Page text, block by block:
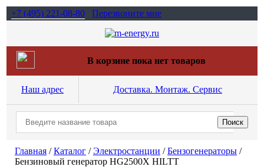
+7 (495) 221-08-80 Перезвоните мне
В корзине пока нет товаров
Наш адрес Доставка. Монтаж. Сервис
Главная /Каталог /Электростанции /Бензогенераторы /
Бензиновый генератор HG2500X HILTT